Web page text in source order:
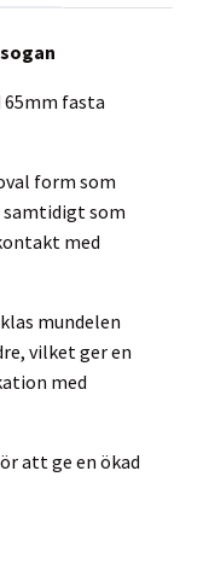
fasta
form som
som
med
mundelen
vilket ger en
med
att ge en ökad